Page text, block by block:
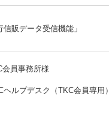
信販データ受信機能」
会員事務所様
ルプデスク（TKC会員専用）